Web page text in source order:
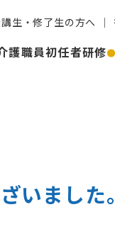
生・修了生の方へ
護職員初任者研修
いました。